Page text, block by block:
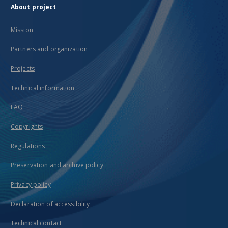
About project
Mission
Partners and organization
Projects
Technical information
FAQ
Copyrights
Regulations
Preservation and archive policy
Privacy policy
Declaration of accessibility
Technical contact